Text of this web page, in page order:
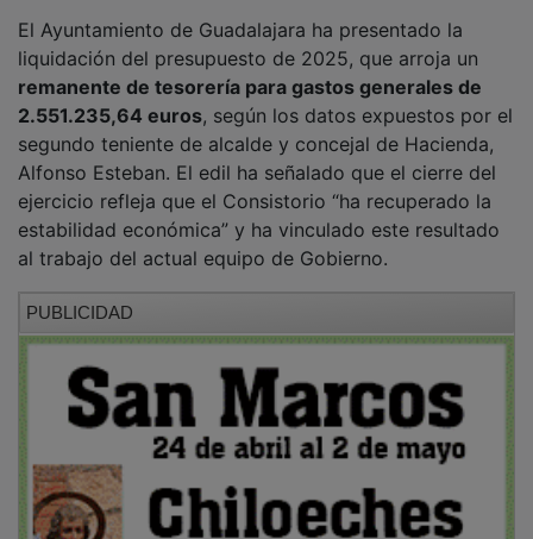
liquidación del presupuesto de 2025, que arroja un
remanente de tesorería para gastos generales de
2.551.235,64 euros, según los datos expuestos por el
segundo teniente de alcalde y concejal de Hacienda,
Alfonso Esteban. El edil ha señalado que el cierre del
ejercicio refleja que el Consistorio “ha recuperado la
estabilidad económica” y ha vinculado este resultado
al trabajo del actual equipo de Gobierno.